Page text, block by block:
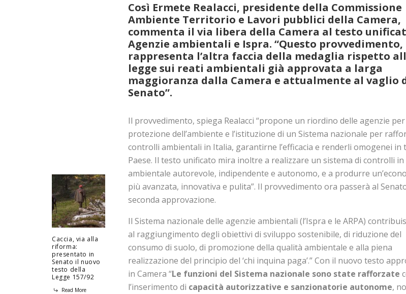
Caccia, via alla
riforma:
presentato in
Senato il nuovo
testo della
Legge 157/92
Read More
Così Ermete Realacci, presidente della Commissione
Ambiente Territorio e Lavori pubblici della Camera,
commenta il via libera della Camera al testo
Agenzie ambientali e Ispra. “Questo provvedimento,
rappresenta l’altra faccia della medaglia rispetto
legge sui reati ambientali già approvata a larga
maggioranza dalla Camera e attualmente al vaglio
Senato”.
Il provvedimento, spiega Realacci “propone un riordino delle agenzie
protezione dell’ambiente e l’istituzione di un Sistema nazionale per
controlli ambientali in Italia, garantirne l’efficacia e renderli omogenei in
Paese. Il testo unificato mira inoltre a realizzare un sistema di controlli in
ambientale autorevole, indipendente e autonomo, e a produrre
più avanzata, innovativa e pulita”. Il provvedimento ora passerà al
seconda approvazione.
Il Sistema nazionale delle agenzie ambientali (l’Ispra e le ARPA)
al raggiungimento degli obiettivi di sviluppo sostenibile, di riduzione del
consumo di suolo, di promozione della qualità ambientale e alla piena
realizzazione del principio del ‘chi inquina paga’.” Con il nuovo testo
in Camera “Le funzioni del Sistema nazionale sono state rafforzate
l’inserimento di capacità autorizzative e sanzionatorie autonome,